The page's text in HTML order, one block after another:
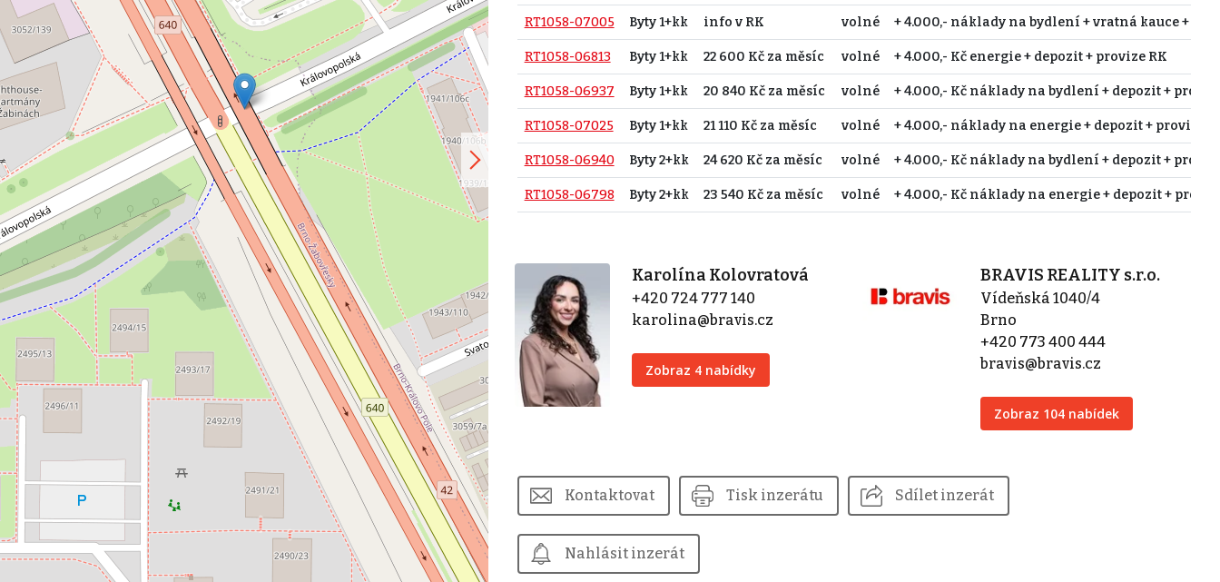
RT1058-07005 Byty 1+kk info v RK volné + 4.000,- náklady na bydlení + vratná kauce +
RT1058-06813 Byty 1+kk 22 600 Kč za měsíc volné + 4.000,- Kč energie + depozit + provize RK
RT1058-06937 Byty 1+kk 20 840 Kč za měsíc volné + 4.000,- Kč náklady na bydlení + depozit +
RT1058-07025 Byty 1+kk 21 110 Kč za měsíc volné + 4.000,- náklady na energie + depozit + provize
RT1058-06940 Byty 2+kk 24 620 Kč za měsíc volné + 4.000,- Kč náklady na bydlení + depozit +
RT1058-06798 Byty 2+kk 23 540 Kč za měsíc volné + 4.000,- Kč náklady na energie + depozit +
Karolína Kolovratová
+420 724 777 140
karolina@bravis.cz
Zobraz 4 nabídky
BRAVIS REALITY s.r.o.
Vídeňská 1040/4
Brno
+420 773 400 444
bravis@bravis.cz
Zobraz 104 nabídek
Kontaktovat Tisk inzerátu Sdílet inzerát
Nahlásit inzerát